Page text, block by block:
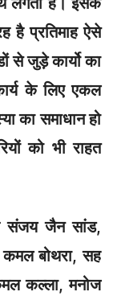
है प्रतिमाह ऐसे
से जुड़े कार्यो का
के लिए एकल
का समाधान हो
को भी राहत
संजय जैन सांड,
कमल बोथरा, सह
कल्ला, मनोज